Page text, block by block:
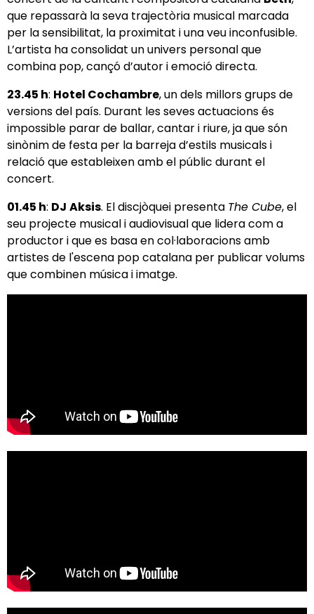
que repassarà la seva trajectòria musical marcada
per la sensibilitat, la proximitat i una veu inconfusible.
L’artista ha consolidat un univers personal que
combina pop, cançó d’autor i emoció directa.
23.45 h: Hotel Cochambre, un dels millors grups de
versions del país. Durant les seves actuacions és
impossible parar de ballar, cantar i riure, ja que són
sinònim de festa per la barreja d’estils musicals i
relació que estableixen amb el públic durant el
concert.
01.45 h: DJ Aksis. El discjòquei presenta The Cube, el
seu projecte musical i audiovisual que lidera com a
productor i que es basa en col·laboracions amb
artistes de l'escena pop catalana per publicar volums
que combinen música i imatge.